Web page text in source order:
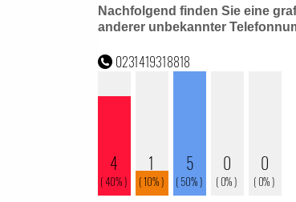
Nachfolgend finden Sie eine
anderer unbekannter